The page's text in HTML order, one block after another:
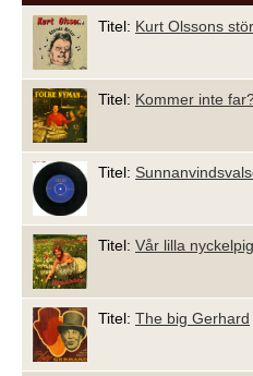
Titel: Kurt Olssons
Titel: Kommer inte
Titel:
Titel: Vår lilla
Titel: The big Gerhard